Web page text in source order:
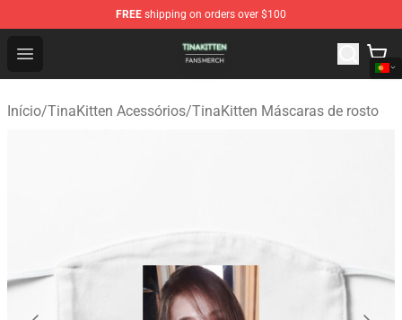
FREE shipping on orders over $100
Open menu
TinaKitten Shop - Official TinaKitten Merchandise Store
Início/TinaKitten Acessórios/TinaKitten Máscaras de rosto